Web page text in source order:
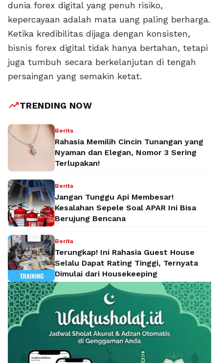
dunia forex digital yang penuh risiko,
kepercayaan adalah mata uang paling berharga.
Ketika kredibilitas dijaga dengan konsisten,
bisnis forex digital tidak hanya bertahan, tetapi
juga tumbuh secara berkelanjutan di tengah
persaingan yang semakin ketat.
trending_upTRENDING NOW
Berita
Rahasia Memilih Cincin Tunangan yang
Nyaman dan Elegan, Nomor 3 Sering
Terlupakan!
Berita
Jangan Tunggu Api Membesar!
Kesalahan Sepele Soal APAR Ini Bisa
Berujung Bencana
Berita
Terungkap! Ini Rahasia Guest House
Selalu Dapat Rating Tinggi, Ternyata
Dimulai dari Housekeeping